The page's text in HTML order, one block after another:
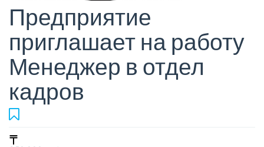
Предприятие
приглашает на работу
Менеджер в отдел
кадров